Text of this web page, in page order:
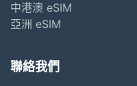
中港澳 eSIM
亞洲 eSIM
聯絡我們